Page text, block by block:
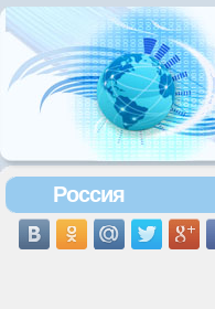
Россия